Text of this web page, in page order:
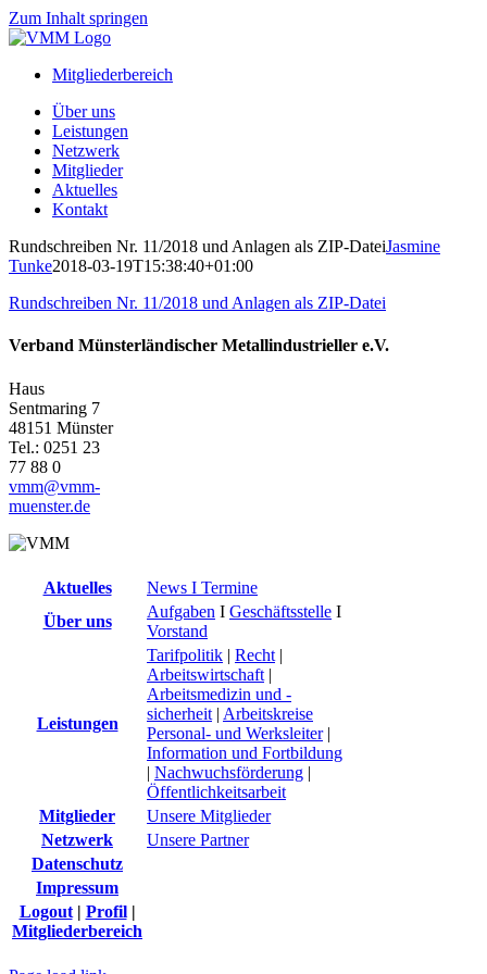
Zum Inhalt springen
Mitgliederbereich
Über uns
Leistungen
Netzwerk
Mitglieder
Aktuelles
Kontakt
Rundschreiben Nr. 11/2018 und Anlagen als ZIP-DateiJasmine
Tunke2018-03-19T15:38:40+01:00
Rundschreiben Nr. 11/2018 und Anlagen als ZIP-Datei
Verband Münsterländischer Metallindustrieller e.V.
Haus
Sentmaring 7
48151 Münster
Tel.: 0251 23
77 88 0
vmm@vmm-
muenster.de
Aktuelles
News I Termine
Über uns
Aufgaben I Geschäftsstelle I
Vorstand
Leistungen
Tarifpolitik | Recht |
Arbeitswirtschaft |
Arbeitsmedizin und -
sicherheit | Arbeitskreise
Personal- und Werksleiter|
Information und Fortbildung
| Nachwuchsförderung |
Öffentlichkeitsarbeit
Mitglieder
Unsere Mitglieder
Netzwerk
Unsere Partner
Datenschutz
Impressum
Logout| Profil|
Mitgliederbereich